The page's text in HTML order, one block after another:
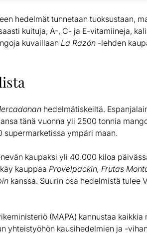
hedelmät tunnetaan tuoksustaan,
kuituja, A-, C- ja E-vitamiineja,
kuvaillaan La Razón -lehden
hedelmätiskeiltä.
tänä vuonna yli 2500 tonnia
ympäri maan.
kaupaksi yli 40.000 kiloa
kauppaa Provelpackin, Frutas
kanssa. Suurin osa hedelmistä tulee
(MAPA) kannustaa kaikkia
yhteistyöhön kausihedelmien ja -